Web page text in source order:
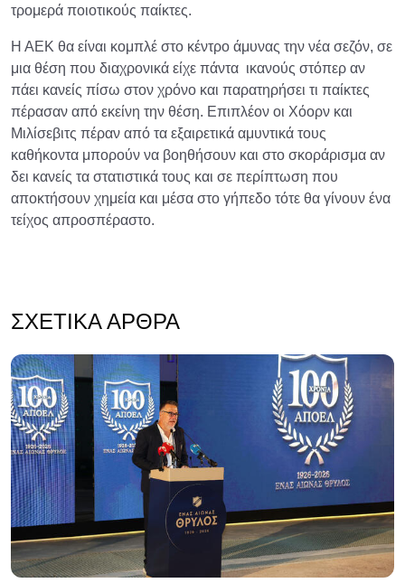
τρομερά ποιοτικούς παίκτες.
Η ΑΕΚ θα είναι κομπλέ στο κέντρο άμυνας την νέα σεζόν, σε
μια θέση που διαχρονικά είχε πάντα ικανούς στόπερ αν
πάει κανείς πίσω στον χρόνο και παρατηρήσει τι παίκτες
πέρασαν από εκείνη την θέση. Επιπλέον οι Χόορν και
Μιλίσεβιτς πέραν από τα εξαιρετικά αμυντικά τους
καθήκοντα μπορούν να βοηθήσουν και στο σκοράρισμα αν
δει κανείς τα στατιστικά τους και σε περίπτωση που
αποκτήσουν χημεία και μέσα στο γήπεδο τότε θα γίνουν ένα
τείχος απροσπέραστο.
ΣΧΕΤΙΚΆ ΆΡΘΡΑ